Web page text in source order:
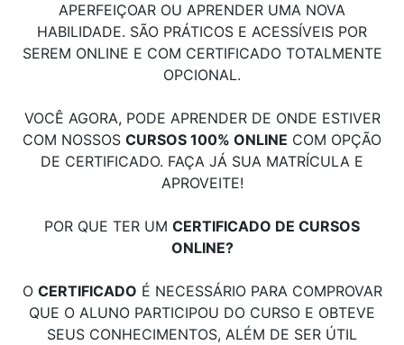
APERFEIÇOAR OU APRENDER UMA NOVA
HABILIDADE. SÃO PRÁTICOS E ACESSÍVEIS POR
SEREM ONLINE E COM CERTIFICADO TOTALMENTE
OPCIONAL.
VOCÊ AGORA, PODE APRENDER DE ONDE ESTIVER
COM NOSSOS CURSOS 100% ONLINE COM OPÇÃO
DE CERTIFICADO. FAÇA JÁ SUA MATRÍCULA E
APROVEITE!
POR QUE TER UM CERTIFICADO DE CURSOS
ONLINE?
O CERTIFICADO É NECESSÁRIO PARA COMPROVAR
QUE O ALUNO PARTICIPOU DO CURSO E OBTEVE
SEUS CONHECIMENTOS, ALÉM DE SER ÚTIL